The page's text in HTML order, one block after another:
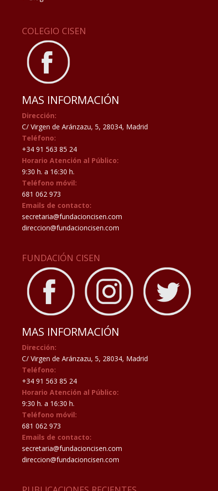
COLEGIO CISEN
MAS INFORMACIÓN
Dirección:
C/ Virgen de Aránzazu, 5, 28034, Madrid
Teléfono:
+34 91 563 85 24
Horario Atención al Público:
9:30 h. a 16:30 h.
Teléfono móvil:
681 062 973
Emails de contacto:
secretaria@fundacioncisen.com
direccion@fundacioncisen.com
FUNDACIÓN CISEN
MAS INFORMACIÓN
Dirección:
C/ Virgen de Aránzazu, 5, 28034, Madrid
Teléfono:
+34 91 563 85 24
Horario Atención al Público:
9:30 h. a 16:30 h.
Teléfono móvil:
681 062 973
Emails de contacto:
secretaria@fundacioncisen.com
direccion@fundacioncisen.com